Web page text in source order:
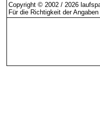
Copyright © 2002 / 2026
Für die Richtigkeit der